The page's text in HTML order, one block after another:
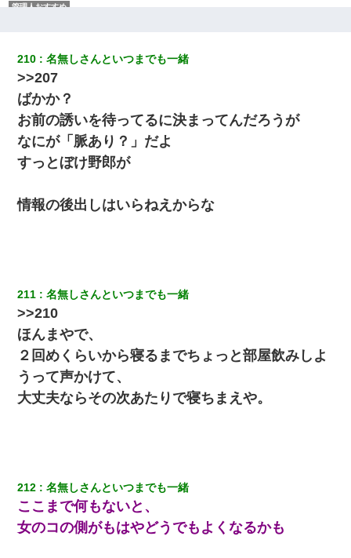
婚活パーティーでよく会う美女がいた。こんな完璧な容姿を持っ
てしても結婚て難しいんだなぁ…と思ってた
隣の部屋の住民の母親、オートロックを突破してマンションに入
り込んできたみたいで、ずっとドアの前で喚いてて滅茶苦茶うる
さかった。
中途採用のAが部長から呼び出された。Aはヘラヘラと部屋に入っ
ていき、1時間後に号泣しながら出てきて…
出張中の旦那から『フリンしやがって、このクズ』と電話が。私
「本当に家まで来たの？証拠は？」旦那「俺の言葉が信じられな
いのか！」→ 離婚後
[緊急]ベロベロの女に声をかけて行為してきた結果
兄の新しい嫁がやらかしすぎて辛い。当たり前のように実家や姪
の幼稚園に来る
３２歳俺「ずっと好きでした！！付き合って下さい！」 ２５歳
彼女「うん！！絶対幸せになろうね！！！！」 → ７年後ｗｗ
ｗｗｗ
210 名無しさんといつまでも一緒
>>207
ばかか？
お前の誘いを待ってるに決まってんだろうが
なにが「脈あり？」だよ
すっとぼけ野郎が
情報の後出しはいらねえからな
211 名無しさんといつまでも一緒
>>210
ほんまやで、
２回めくらいから寝るまでちょっと部屋飲みしよ
うって声かけて、
大丈夫ならその次あたりで寝ちまえや。
212 名無しさんといつまでも一緒
ここまで何もないと、
女のコの側がもはやどうでもよくなるかも